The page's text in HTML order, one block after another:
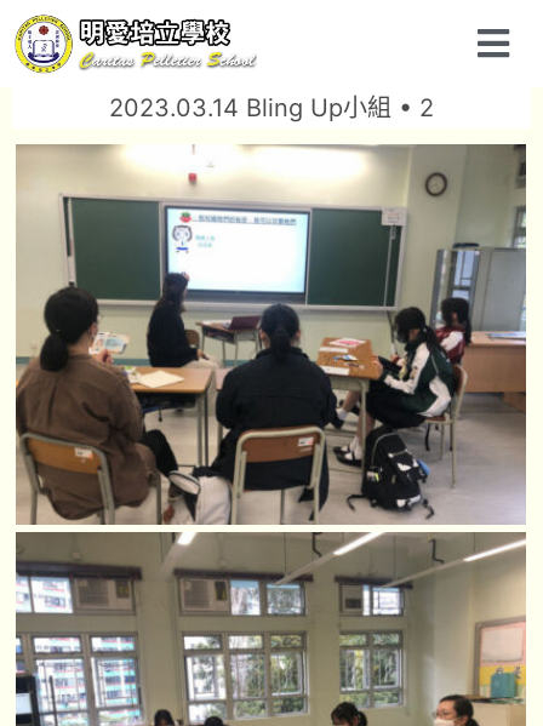
2023.03.14 Bling Up小組 • 2